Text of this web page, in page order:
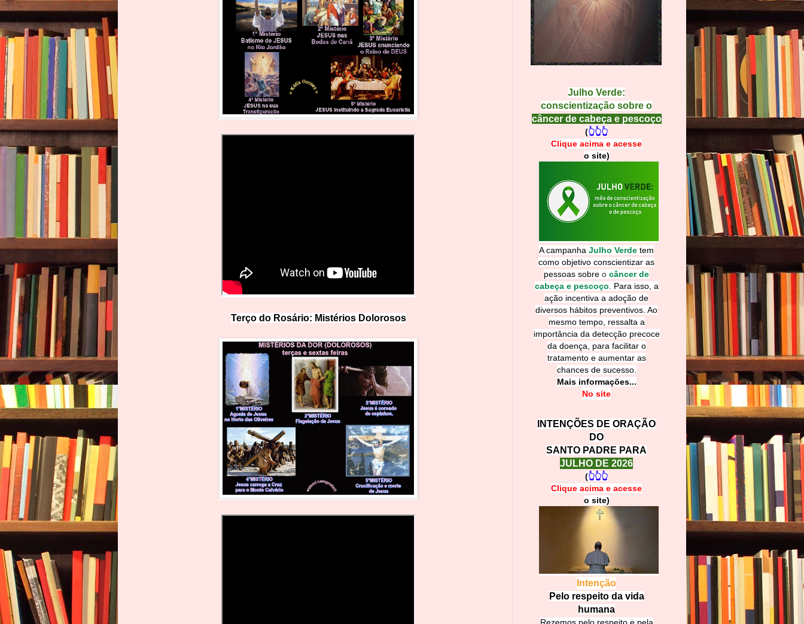
Terço do Rosário: Mistérios Dolorosos
Julho Verde:
conscientização sobre o
câncer de cabeça e pescoço
(👆👆👆
Clique acima e acesse
o site)
A campanha Julho Verde tem
como objetivo conscientizar as
pessoas sobre o câncer de
cabeça e pescoço
Para isso, a
ação incentiva a adoção de
diversos hábitos preventivos. Ao
mesmo tempo, ressalta a
importância da detecção precoce
da doença, para facilitar o
tratamento e aumentar as
chances de sucesso.
Mais informações...
No site
INTENÇÕES DE ORAÇÃO
DO
SANTO PADRE PARA
JULHO DE 2026
(👆👆👆
Clique acima e acesse
o site)
Intenção
Pelo respeito da vida
humana